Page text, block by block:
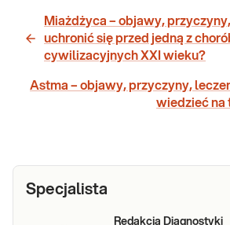
Miażdżyca – objawy,
uchronić się przed jedną z
cywilizacyjnych XXI wieku?
Astma – objawy, przyczyny,
wiedzieć na
Specjalista
Redakcja Diagnostyki